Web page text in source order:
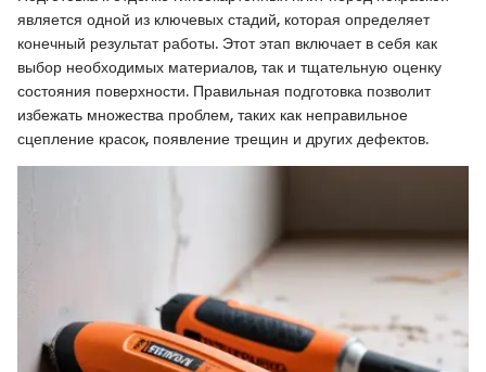
является одной из ключевых стадий, которая определяет
конечный результат работы. Этот этап включает в себя как
выбор необходимых материалов, так и тщательную оценку
состояния поверхности. Правильная подготовка позволит
избежать множества проблем, таких как неправильное
сцепление красок, появление трещин и других дефектов.